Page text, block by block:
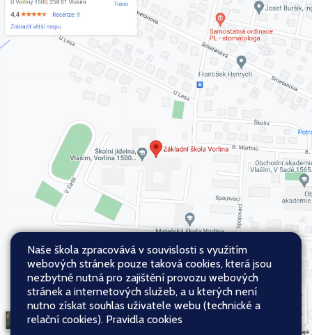
Naše škola zpracovává v souvislosti s využitím
webových stránek pouze taková cookies, která jsou
nezbytně nutná pro zajištění provozu webových
stránek a internetových služeb, a u kterých není
nutno získat souhlas uživatele webu (technické a
relační cookies). Pravidla cookies